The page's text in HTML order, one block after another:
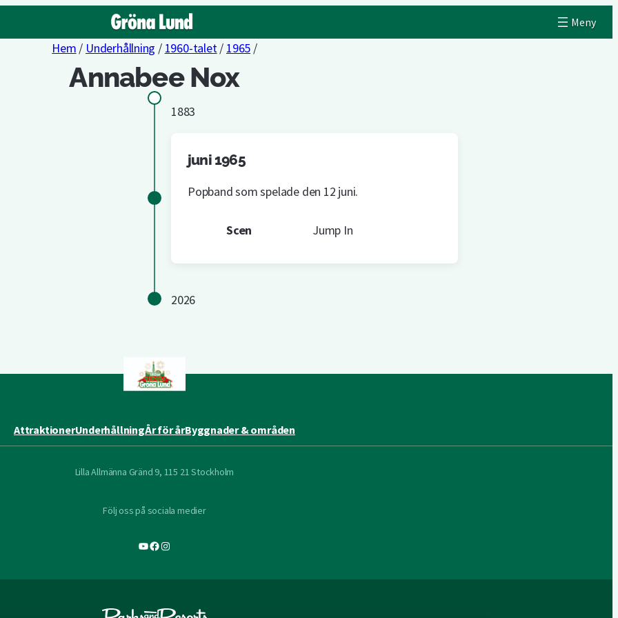
Hem / Underhållning / 1960-talet/ 1965 /
Annabee Nox
1883
juni 1965
Popband som spelade den 12 juni.
Scen Jump In
2026
AttraktionerUnderhållningÅr för årByggnader & områden
Lilla Allmänna Gränd 9, 115 21 Stockholm
Följ oss på sociala medier
YouTube
Facebook
Instagram